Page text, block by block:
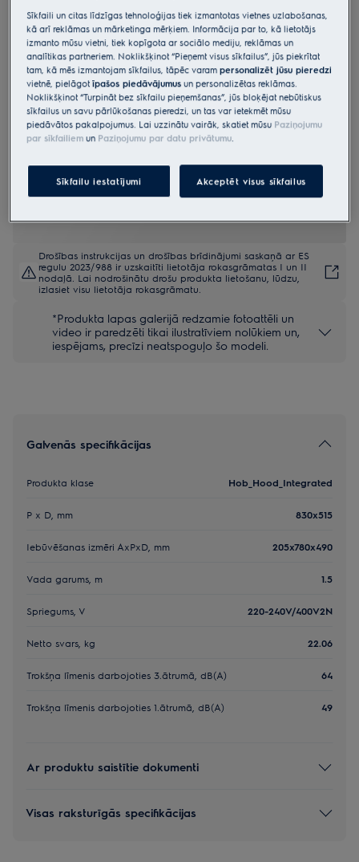
cm 600.sērijas „Bridge“ ar
„Hob2Hood“
4.8 (140)
Ražojuma informācijas lapa
Priekšrocības
600. sērijas plīts virsma “DoubleBridge” ar nosūcēju plašumam un
daudzpusībai virtuvē.
Kombinējiet divas saskaņotas gatavošanas zonas ar Double Bridge
tehnoloģiju.
Drošības instrukcijas un drošības brīdinājumi saskaņā ar ES
regulu 2023/988 ir uzskaitīti lietotāja rokasgrāmatas I un II
nodaļā. Lai nodrošinātu drošu produkta lietošanu, lūdzu,
izlasiet visu lietotāja rokasgrāmatu.
*Produkta lapas galerijā redzamie fotoattēli un
video ir paredzēti tikai ilustratīviem nolūkiem un,
iespējams, precīzi neatspoguļo šo modeli.
Galvenās specifikācijas
Produkta klase Hob_Hood_Integrated
P x D, mm 830x515
Iebūvēšanas izmēri AxPxD, mm 205x780x490
Vada garums, m 1.5
Spriegums, V 220-240V/400V2N
Netto svars, kg 22.06
Trokšņa līmenis darbojoties 3.ātrumā, dB(A) 64
Trokšņa līmenis darbojoties 1.ātrumā, dB(A) 49
Ar produktu saistītie dokumenti
Visas raksturīgās specifikācijas
Sīkfaili un citas līdzīgas tehnoloģijas tiek izmantotas vietnes uzlabošanas,
kā arī reklāmas un mārketinga mērķiem. Informācija par to, kā lietotājs
izmanto mūsu vietni, tiek kopīgota ar sociālo mediju, reklāmas un
analītikas partneriem. Noklikšķinot “Pieņemt visus sīkfailus”, jūs piekrītat
tam, kā mēs izmantojam sīkfailus, tāpēc varampersonalizēt jūsu pieredzi
vietnē, pielāgotīpašos piedāvājumus un personalizētas reklāmas.
Noklikšķinot “Turpināt bez sīkfailu pieņemšanas”, jūs bloķējat nebūtiskus
sīkfailus un savu pārlūkošanas pieredzi, un tas var ietekmēt mūsu
piedāvātos pakalpojumus. Lai uzzinātu vairāk, skatiet mūsu Paziņojumu
par sīkfailiem un Paziņojumu par datu privātumu.
Sīkfailu iestatījumi Akceptēt visus sīkfailus